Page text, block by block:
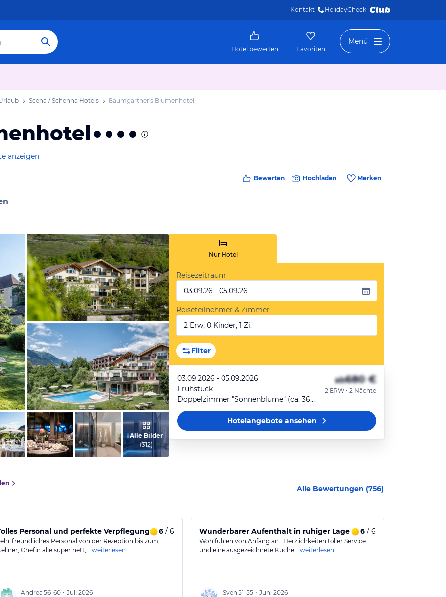
Kontakt HolidayCheck
Hotel bewerten Favoriten
Menü
Scena / Schenna Hotels Baumgartner's Blumenhotel
anzeigen
Bewerten Hochladen Merken
vom Hotelier, April 2025
vom Hotelier, August 2021
Alle Bilder
(312)
Nur Hotel
Reisezeitraum
03.09.26 - 05.09.26
Reiseteilnehmer & Zimmer
2 Erw, 0 Kinder, 1 Zi.
Filter
03.09.2026 - 05.09.2026
Frühstück
Doppelzimmer "Sonnenblume" (ca. 36m²)
ab680 €
2 ERW • 2 Nächte
Hotelangeboteansehen
Alle Bewertungen (756)
Personal und perfekte Verpflegung 6/ 6
freundliches Personal von der Rezeption bis zum
Chefin alle super nett,… weiterlesen
Andrea 56-60 • Juli 2026
Wunderbarer Aufenthalt in ruhiger Lage mit freundlichem
6/ 6
Wohlfühlen von Anfang an ! Herzlichkeiten toller Service
und eine ausgezeichnete Küche… weiterlesen
Sven 51-55 • Juni 2026